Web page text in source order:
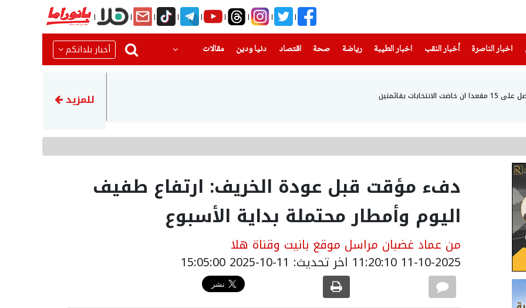
اخبار الناصرة
(current) أخبار النقب اخبار الطيبة(current) رياضة
(current) صحة(current) اقتصاد دنيا ودين
(current) مقالات أخبار بلداتكم
بقائمتين الرئيس الإيراني بزشكيان:
للمزيد
دفء مؤقت قبل عودة الخريف: ارتفاع طفيف
اليوم وأمطار محتملة بداية الأسبوع
من عماد غضبان مراسل موقع بانيت وقناة هلا
11-10-2025 11:20:10 اخر تحديث: 11-10-2025 15:05:00